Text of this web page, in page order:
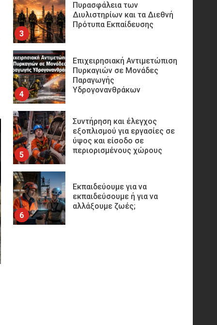
3
Πυρασφάλεια των
Διυλιστηρίων και τα Διεθνή
Πρότυπα Εκπαίδευσης
4
Επιχειρησιακή Αντιμετώπιση
Πυρκαγιών σε Μονάδες
Παραγωγής
Υδρογονανθράκων
5
Συντήρηση και έλεγχος
εξοπλισμού για εργασίες σε
ύψος και είσοδο σε
περιορισμένους χώρους
6
Εκπαιδεύουμε για να
εκπαιδεύσουμε ή για να
αλλάξουμε ζωές;